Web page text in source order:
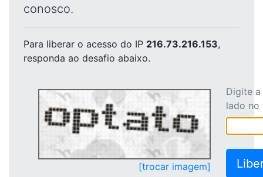
conosco.
Para liberar o acesso do IP 216.73.216.153,
responda ao desafio abaixo.
[trocar imagem]
Digite
lado no